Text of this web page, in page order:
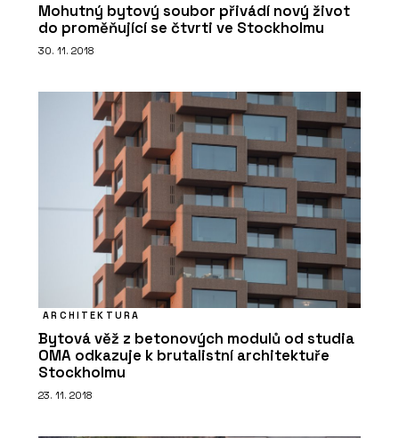
Mohutný bytový soubor přivádí nový život
do proměňující se čtvrti ve Stockholmu
30. 11. 2018
ARCHITEKTURA
Bytová věž z betonových modulů od studia
OMA odkazuje k brutalistní architektuře
Stockholmu
23. 11. 2018